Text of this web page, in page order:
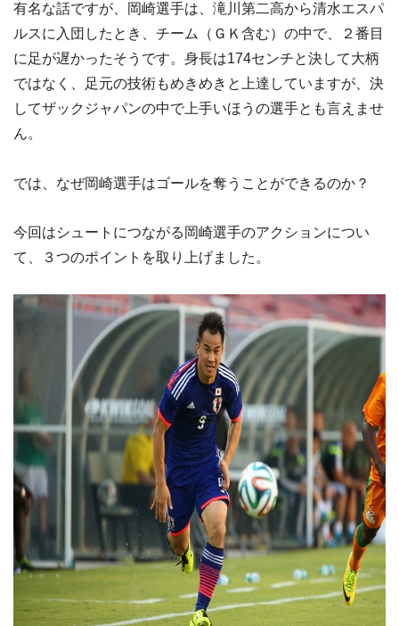
有名な話ですが、岡崎選手は、滝川第二高から清水エスパ
ルスに入団したとき、チーム（ＧＫ含む）の中で、２番目
に足が遅かったそうです。身長は174センチと決して大柄
ではなく、足元の技術もめきめきと上達していますが、決
してザックジャパンの中で上手いほうの選手とも言えませ
ん。
では、なぜ岡崎選手はゴールを奪うことができるのか？
今回はシュートにつながる岡崎選手のアクションについ
て、３つのポイントを取り上げました。